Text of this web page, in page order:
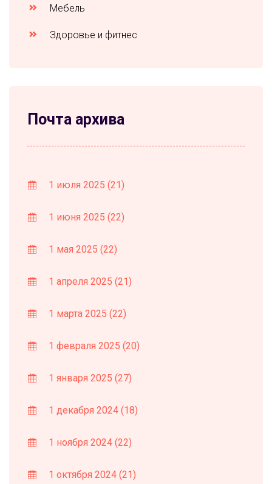
Мебель
Здоровье и фитнес
Почта архива
1 июля 2025 (21)
1 июня 2025 (22)
1 мая 2025 (22)
1 апреля 2025 (21)
1 марта 2025 (22)
1 февраля 2025 (20)
1 января 2025 (27)
1 декабря 2024 (18)
1 ноября 2024 (22)
1 октября 2024 (21)